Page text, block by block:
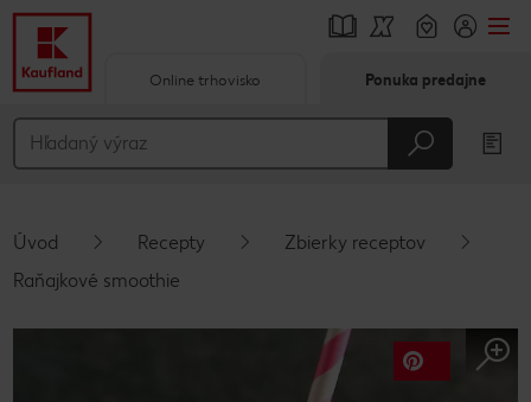
Hlavný obsah
Vyskakovací bočný panel
Online trhovisko Ponuka predajne
Úvod Recepty
Zbierky receptov
Raňajkové smoothie